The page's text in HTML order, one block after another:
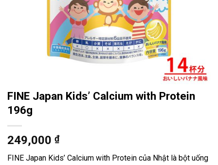
FINE Japan Kids’ Calcium with Protein
196g
249,000 ₫
FINE Japan Kids’ Calcium with Protein của Nhật là bột uống